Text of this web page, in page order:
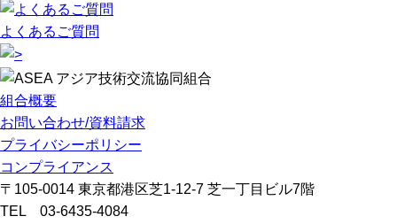
よくあるご質問
組合概要
お問い合わせ/資料請求
プライバシーポリシー
コンプライアンス
〒105-0014 東京都港区芝1-12-7 芝一丁目ビル7階
TEL 03-6435-4084